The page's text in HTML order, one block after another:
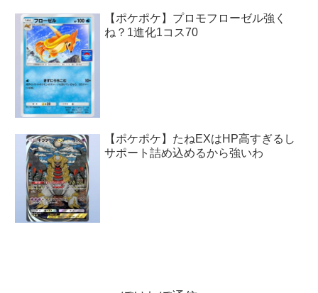
【ポケポケ】プロモフローゼル強く
ね？1進化1コス70
【ポケポケ】たねEXはHP高すぎるし
サポート詰め込めるから強いわ